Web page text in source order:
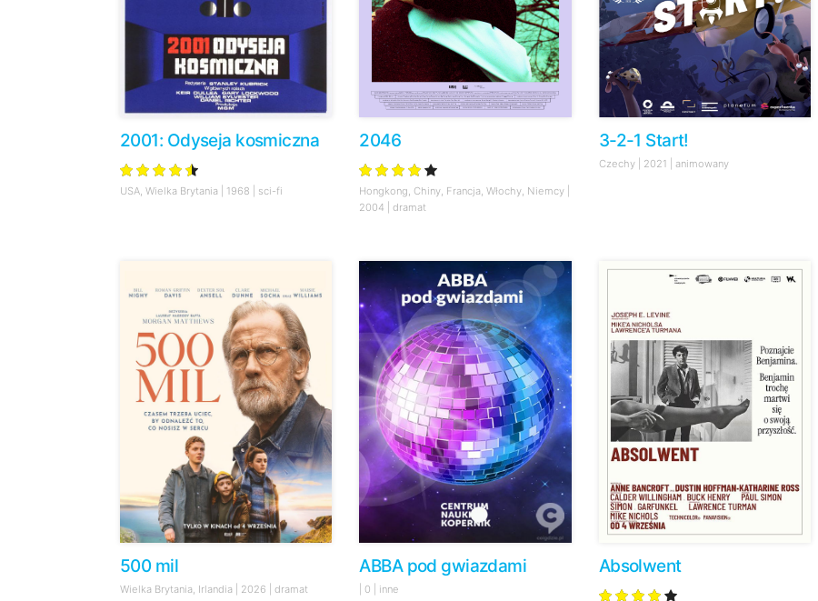
2001: Odyseja kosmiczna
USA, Wielka Brytania | 1968 | sci-fi
2046
Hongkong, Chiny, Francja, Włochy, Niemcy |
2004 | dramat
3-2-1 Start!
Czechy | 2021 | animowany
500 mil
Wielka Brytania, Irlandia | 2026 | dramat
ABBA pod gwiazdami
| 0 | inne
Absolwent